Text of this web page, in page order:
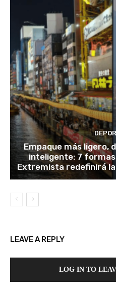
Empaque más ligero,
inteligente: 7
Extremista redefinirá
LEAVE A REPLY
LOG IN TO